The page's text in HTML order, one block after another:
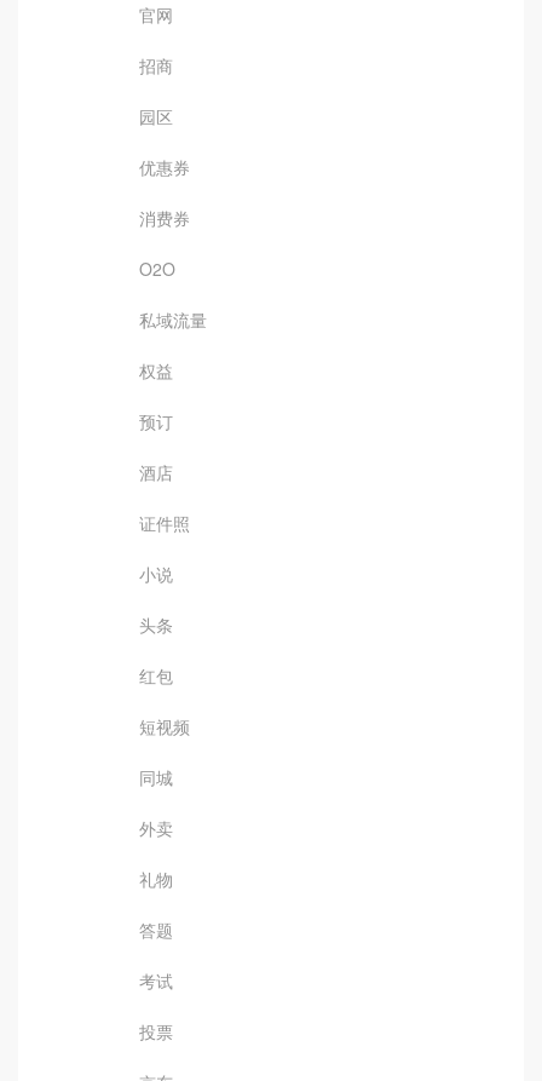
官网
招商
园区
优惠券
消费券
O2O
私域流量
权益
预订
酒店
证件照
小说
头条
红包
短视频
同城
外卖
礼物
答题
考试
投票